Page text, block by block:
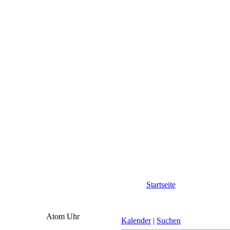
Startseite
Atom Uhr Kalender | Suchen